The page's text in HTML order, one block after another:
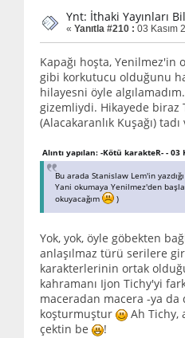
Ynt: İthaki Yayınları
« Yanıtla #210 : 03 Kasım
Kapağı hoşta, Yenilmez'in o
gibi korkutucu olduğunu
hilayesni öyle
gizemliydi. Hikayede biraz
(Alacakaranlık Kuşağı)
Alıntı yapılan: -Kötü karakteR- - 03
Bu arada Stanislaw Lem'in
Yani okumaya Yenilmez'den
okuyacağım
)
Yok, yok, öyle göbekten
anlaşılmaz türü serilere
karakterlerinin ortak
kahramanı Ijon Tichy'yi
maceradan macera -ya
koşturmuştur
Ah Tichy,
çektin be
!